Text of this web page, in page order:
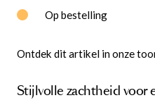
Op bestelling
Ontdek dit artikel in onze
Stijlvolle zachtheid voor